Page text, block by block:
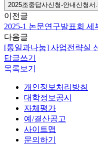
2025조중답사신청-안내신청서
이전글
2025-1 논문연구발표회 세
다음글
[통일과나눔] 사업전략실
답글쓰기
목록보기
개인정보처리방침
대학정보공시
자체평가
예/결산공고
사이트맵
문의하기